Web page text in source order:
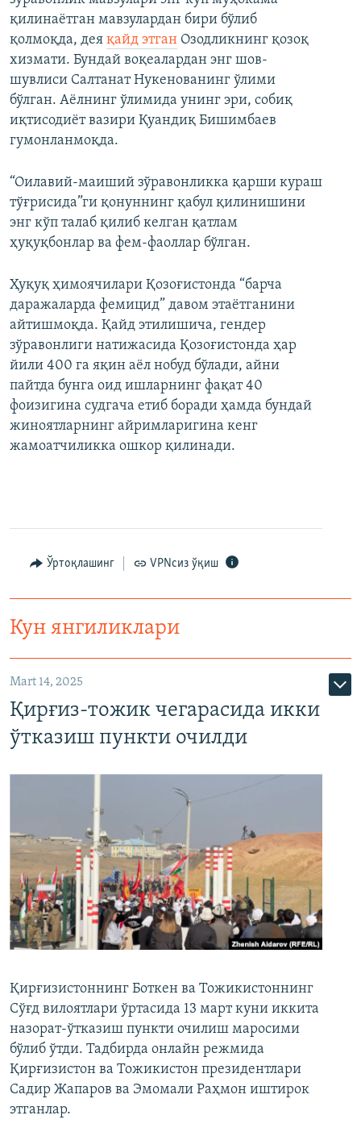
қилинаётган мавзулардан бири бўлиб
қолмоқда, дея қайд этган Озодликнинг қозоқ
хизмати. Бундай воқеалардан энг шов-
шувлиси Салтанат Нукенованинг ўлими
бўлган. Аёлнинг ўлимида унинг эри, собиқ
иқтисодиёт вазири Қуандиқ Бишимбаев
гумонланмоқда.
“Оилавий-маиший зўравонликка қарши кураш
тўғрисида”ги қонуннинг қабул қилинишини
энг кўп талаб қилиб келган қатлам
ҳуқуқбонлар ва фем-фаоллар бўлган.
Ҳуқуқ ҳимоячилари Қозоғистонда “барча
даражаларда фемицид” давом этаётганини
айтишмоқда. Қайд этилишича, гендер
зўравонлиги натижасида Қозоғистонда ҳар
йили 400 га яқин аёл нобуд бўлади, айни
пайтда бунга оид ишларнинг фақат 40
фоизигина судгача етиб боради ҳамда бундай
жиноятларнинг айримларигина кенг
жамоатчиликка ошкор қилинади.
Ўртоқлашинг VPNсиз ўқиш
Кун янгиликлари
Mart 14, 2025
Қирғиз-тожик чегарасида икки
ўтказиш пункти очилди
Қирғизистоннинг Боткен ва Тожикистоннинг
Сўғд вилоятлари ўртасида 13 март куни иккита
назорат-ўтказиш пункти очилиш маросими
бўлиб ўтди. Тадбирда онлайн режмида
Қирғизистон ва Тожикистон президентлари
Садир Жапаров ва Эмомали Раҳмон иштирок
этганлар.